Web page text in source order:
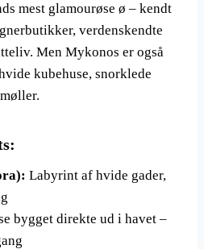
mest glamourøse ø – kendt
verdenskendte
Men Mykonos er også
kubehuse, snorklede
Labyrint af hvide gader,
bygget direkte ud i havet –